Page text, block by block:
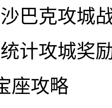
巴克攻城
计攻城奖
座攻略